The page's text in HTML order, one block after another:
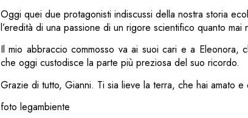
Oggi quei due protagonisti indiscussi della nostra storia
l’eredità di una passione di un rigore scientifico quanto mai
Il mio abbraccio commosso va ai suoi cari e a Eleonora,
che oggi custodisce la parte più preziosa del suo ricordo.
Grazie di tutto, Gianni. Ti sia lieve la terra, che hai amato
foto legambiente